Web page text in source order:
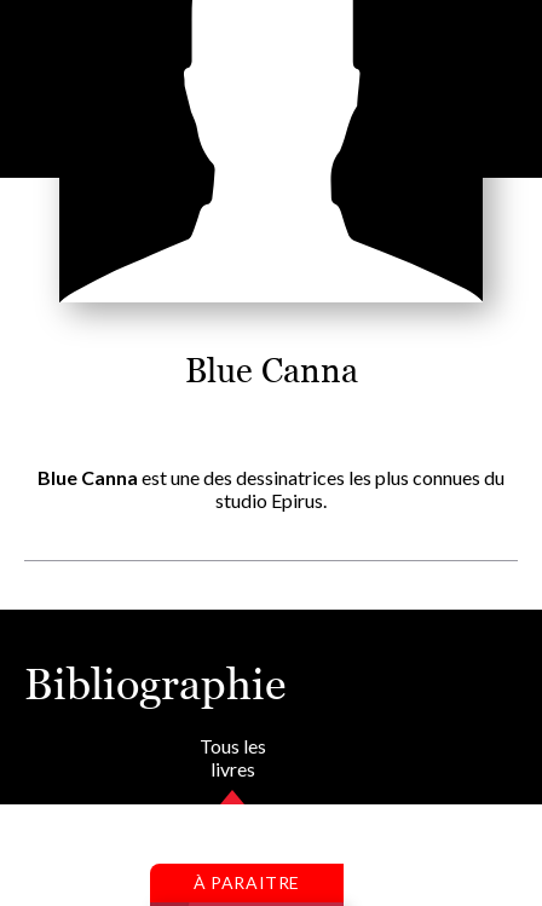
Blue Canna
Blue Canna est une des dessinatrices les plus connues du
studio Epirus.
Bibliographie
Tous les
livres
À PARAITRE